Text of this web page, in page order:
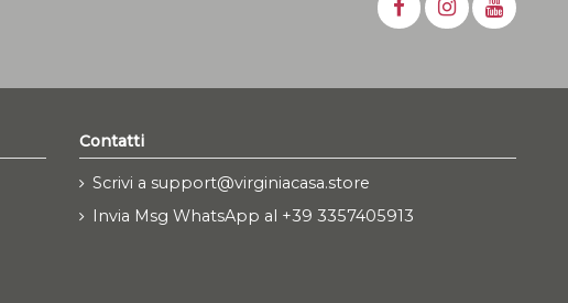
Contatti
Scrivi a support@virginiacasa.store
Invia Msg WhatsApp al +39 3357405913